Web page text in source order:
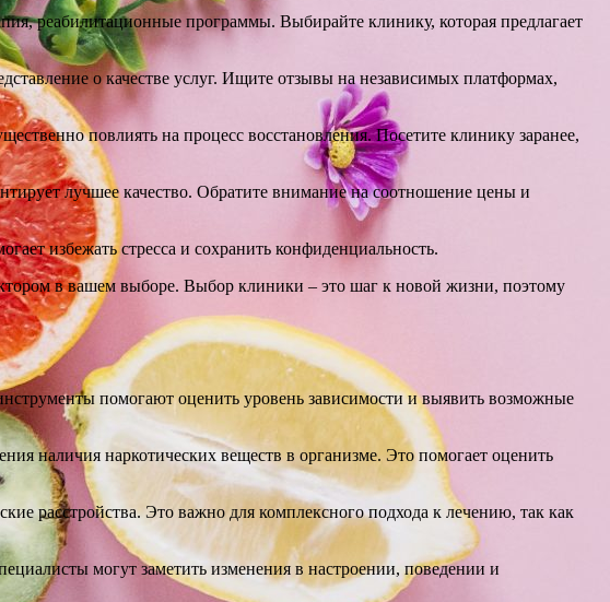
реабилитационные программы. Выбирайте клинику, которая предлагает
о качестве услуг. Ищите отзывы на независимых платформах,
повлиять на процесс восстановления. Посетите клинику заранее,
лучшее качество. Обратите внимание на соотношение цены и
избежать стресса и сохранить конфиденциальность.
в вашем выборе. Выбор клиники – это шаг к новой жизни, поэтому
помогают оценить уровень зависимости и выявить возможные
наличия наркотических веществ в организме. Это помогает оценить
расстройства. Это важно для комплексного подхода к лечению, так как
могут заметить изменения в настроении, поведении и